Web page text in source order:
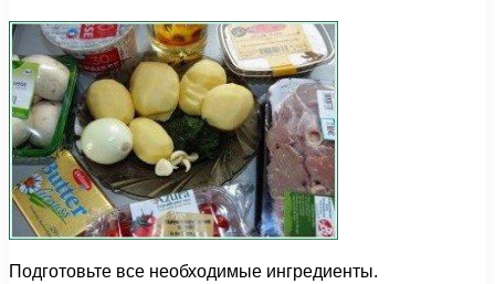
Подготовьте все необходимые ингредиенты.